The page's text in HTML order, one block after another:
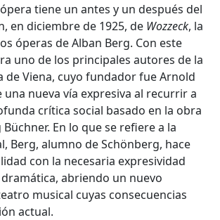
tiene un antes y un después del
en diciembre de 1925, de Wozzeck, la
óperas de Alban Berg. Con este
uno de los principales autores de la
de Viena, cuyo fundador fue Arnold
nueva vía expresiva al recurrir a
crítica social basado en la obra
En lo que se refiere a la
Berg, alumno de Schönberg, hace
con la necesaria expresividad
abriendo un nuevo
musical cuyas consecuencias
actual.